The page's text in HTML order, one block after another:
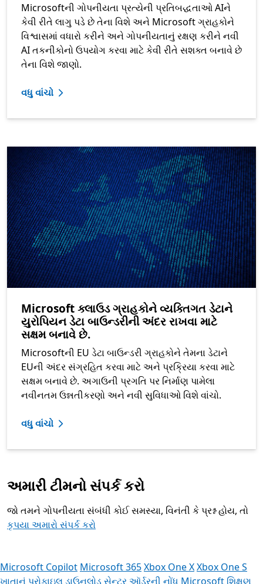
Microsoftની ગોપનીયતા પ્રત્યેની પ્રતિબદ્ધતાઓ AIને
કેવી રીતે લાગુ પડે છે તેના વિશે અને Microsoft ગ્રાહકોને
વિશ્વાસમાં વધારો કરીને અને ગોપનીયતાનું રક્ષણ કરીને નવી
AI તકનીકોનો ઉપયોગ કરવા માટે કેવી રીતે સશક્ત બનાવે છે
તેના વિશે જાણો.
વધુ વાંચો
Microsoft ક્લાઉડ ગ્રાહકોને વ્યક્તિગત ડેટાને
યુરોપિયન ડેટા બાઉન્ડરીની અંદર રાખવા માટે
સક્ષમ બનાવે છે.
Microsoftની EU ડેટા બાઉન્ડરી ગ્રાહકોને તેમના ડેટાને
EUની અંદર સંગ્રહિત કરવા માટે અને પ્રક્રિયા કરવા માટે
સક્ષમ બનાવે છે. અગાઉની પ્રગતિ પર નિર્માણ પામેલા
નવીનતમ ઉન્નતીકરણો અને નવી સુવિધાઓ વિશે વાંચો.
વધુ વાંચો
અમારી ટીમનો સંપર્ક કરો
જો તમને ગોપનીયતા સંબંધી કોઈ સમસ્યા, વિનંતી કે પ્રશ્ન હોય, તો
કૃપયા અમારો સંપર્ક કરો
Microsoft Copilot Microsoft 365Xbox One XXbox One S
ખાતાનું પ્રોફાઇલડાઉનલોડ સેન્ટરઑર્ડરની નોંધ Microsoft શિક્ષણ